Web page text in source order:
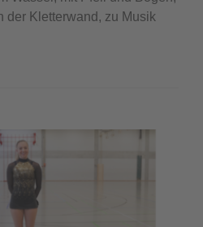
der Kletterwand, zu Musik